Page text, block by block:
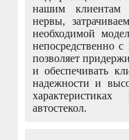
нашим клиентам
нервы,
необходимой
непосредственно
позволяет
и обеспечивать
надежности и
автостекол.